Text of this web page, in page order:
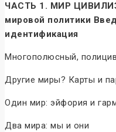
ЧАСТЬ 1. МИР
мировой политики
идентификация
Многополюсный,
Другие миры? Карты и
Один мир: эйфория и
Два мира: мы и они